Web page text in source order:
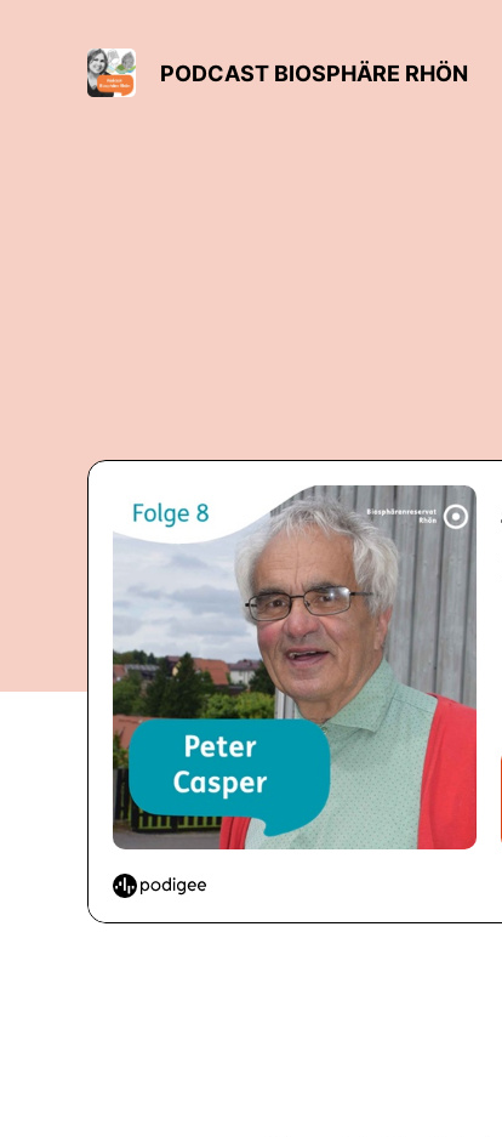
PODCAST BIOSPHÄRE RHÖN